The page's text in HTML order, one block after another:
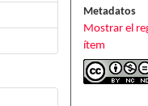
Metadatos
Mostrar el
ítem